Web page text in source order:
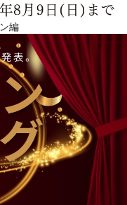
ルネル侯爵（1753-1844）と切り離
彼が、人生で情熱を傾けたものはた
相続したコス村の近くの葡萄樹の可
ンは、瞬く間にフランス国内外で大
パリ万国博覧会で、シャトーがグラ
でした。1889年にオスタン家がドメ
ルナン・ジネステに売却しました。
却。新しいオーナーの後押しを受け
ッシェル・ヴィルモットの設計によ
編